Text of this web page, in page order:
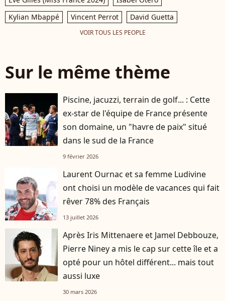
Kylian Mbappé
Vincent Perrot David Guetta
VOIR TOUS LES PEOPLE
Sur le même thème
Piscine, jacuzzi, terrain de golf... : Cette
ex-star de l'équipe de France présente
son domaine, un "havre de paix" situé
dans le sud de la France
9 février 2026
Laurent Ournac et sa femme Ludivine
ont choisi un modèle de vacances qui fait
rêver 78% des Français
13 juillet 2026
Après Iris Mittenaere et Jamel Debbouze,
Pierre Niney a mis le cap sur cette île et a
opté pour un hôtel différent... mais tout
aussi luxe
30 mars 2026